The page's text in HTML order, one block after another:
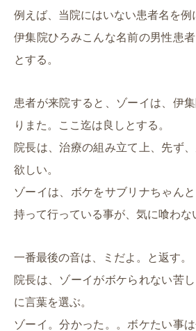
例えば、当院にはいない患者名を例
伊集院ひろみこんな名前の男性患
とする。
患者が来院すると、ゾーイは、伊
りまた。ここ迄は良しとする。
院長は、治療の組み立て上、先ず
欲しい。
ゾーイは、ボケをサブリナちゃん
持って行っている事が、気に喰わな
一番最後の音は、ミだよ。と返す。
院長は、ゾーイがボケられない苦
に言葉を選ぶ。
ゾーイ。分かった。。ボケたい事